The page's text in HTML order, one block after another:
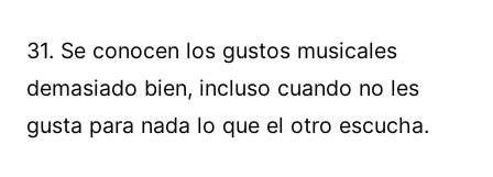
31. Se conocen los gustos musicales
demasiado bien, incluso cuando no les
gusta para nada lo que el otro escucha.